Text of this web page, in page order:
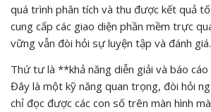
quá trình phân tích và thu được kết quả
cung cấp các giao diện phần mềm trực
vững vẫn đòi hỏi sự luyện tập và đánh giá.
Thứ tư là **khả năng diễn giải và báo
Đây là một kỹ năng quan trọng, đòi hỏi
chỉ đọc được các con số trên màn hình